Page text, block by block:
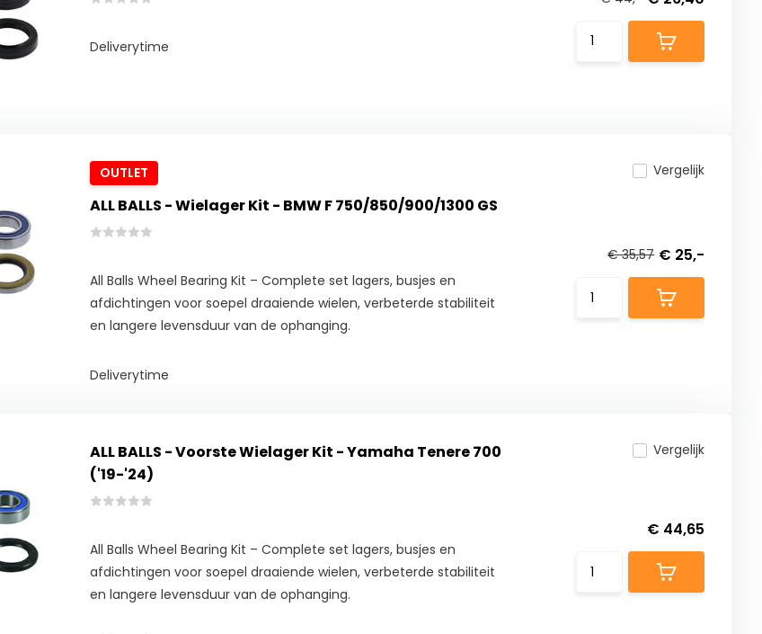
Deliverytime
OUTLET
ALL BALLS - Wielager Kit - BMW F 750/850/900/1300 GS
All Balls Wheel Bearing Kit – Complete set lagers, busjes en
afdichtingen voor soepel draaiende wielen, verbeterde stabiliteit
en langere levensduur van de ophanging.
Deliverytime
Vergelijk
€ 35,57 € 25,-
ALL BALLS - Voorste Wielager Kit - Yamaha Tenere 700
('19-'24)
All Balls Wheel Bearing Kit – Complete set lagers, busjes en
afdichtingen voor soepel draaiende wielen, verbeterde stabiliteit
en langere levensduur van de ophanging.
Vergelijk
€ 44,65